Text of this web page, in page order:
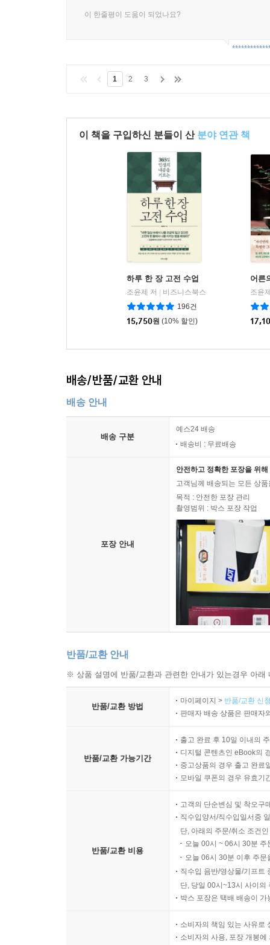
이 한줄평이 도움이 되었나요?
1 2 3
이 책을 구입하신 분들이 산 분야 연관 책
하루 한 장 고전 수업
조윤제 저
비즈니스북스
196건
15,750원 (10% 할인)
어른
조윤
배송/반품/교환 안내
배송 안내
배송 구분
예스24 배송
배송비 : 무료배송
포장 안내
안전하고 정확한 포장을 위
고객님께 배송되는 모든 상
목적 : 안전한 포장 관리
촬영범위 : 박스 포장 작업
반품/교환 안내
※ 상품 설명에 반품/교환과 관련한 안내가 있는경우 아
반품/교환 방법
마이페이지 > 반품/교환 신
판매자 배송 상품은 판매자
반품/교환 가능기간
출고 완료 후 10일 이내의
디지털 콘텐츠인 eBook의
중고상품의 경우 출고 완료
모바일 쿠폰의 경우 유효기
반품/교환 비용
고객의 단순변심 및 착오구
직수입양서/직수입일서중
단, 아래의 주문/취소 조건
오늘 00시 ~ 06시 30분
오늘 06시 30분 이후 주
직수입 음반/영상물/기프트
단, 당일 00시~13시 사이의
박스 포장은 택배 배송이
소비자의 책임 있는 사유로
소비자의 사용, 포장 개봉